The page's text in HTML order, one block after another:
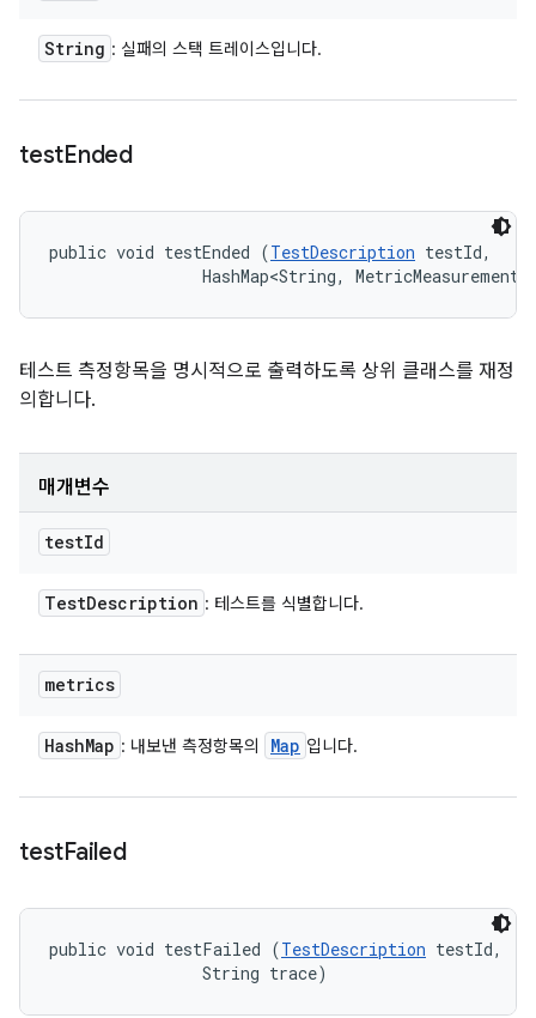
String : 실패의 스택 트레이스입니다.
testEnded
public void testEnded (TestDescription testId,
HashMap<String,
테스트 측정항목을 명시적으로 출력하도록 상위 클래스를 재정
의합니다.
매개변수
testId
TestDescription : 테스트를 식별합니다.
metrics
HashMap : 내보낸 측정항목의 Map 입니다.
testFailed
public void testFailed (TestDescription testId,
                String trace)